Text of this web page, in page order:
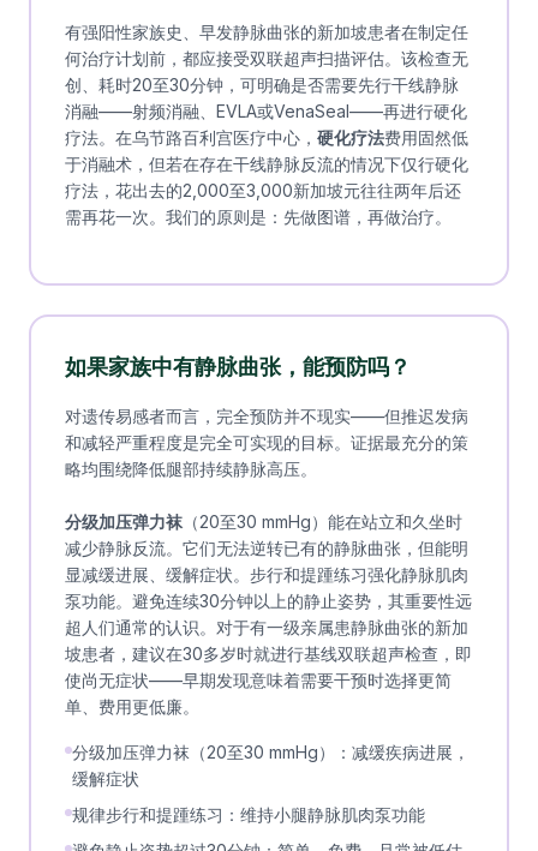
有强阳性家族史、早发静脉曲张的新加坡患者在制定任
何治疗计划前，都应接受双联超声扫描评估。该检查无
创、耗时20至30分钟，可明确是否需要先行干线静脉
消融——射频消融、EVLA或VenaSeal——再进行硬化
疗法。在乌节路百利宫医疗中心， 硬化疗法费用固然低
于消融术，但若在存在干线静脉反流的情况下仅行硬化
疗法，花出去的2,000至3,000新加坡元往往两年后还
需再花一次。我们的原则是：先做图谱，再做治疗。
如果家族中有静脉曲张，能预防吗？
对遗传易感者而言，完全预防并不现实——但推迟发病
和减轻严重程度是完全可实现的目标。证据最充分的策
略均围绕降低腿部持续静脉高压。
分级加压弹力袜 （20至30 mmHg）能在站立和久坐时
减少静脉反流。它们无法逆转已有的静脉曲张，但能明
显减缓进展、缓解症状。步行和提踵练习强化静脉肌肉
泵功能。避免连续30分钟以上的静止姿势，其重要性远
超人们通常的认识。对于有一级亲属患静脉曲张的新加
坡患者，建议在30多岁时就进行基线双联超声检查，即
使尚无症状——早期发现意味着需要干预时选择更简
单、费用更低廉。
分级加压弹力袜（20至30 mmHg）：减缓疾病进展，
缓解症状
规律步行和提踵练习：维持小腿静脉肌肉泵功能